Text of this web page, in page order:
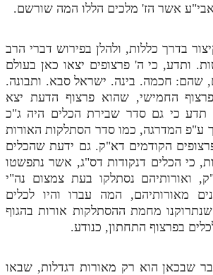
ד
ה
אשר הז' מלכים הללו המה שורשם.
בדרך כללות, ולהלן בפירוש דברי הרב
ותדע, כי ה' פרצופים יצאו כאן בעולם
שהם: חכמה. בינה. ישראל סבא. ותבונה.
החמישי, שהוא פרצוף הדעת יצא
תדע כי גם סדר שבירת הכלים היה ג"כ
ע"פ המדרגה, כמו סדר הסתלקות האורות
הקודמים דא"ק. גם ידעת שהכלים
כי הכלים דנקודות דס"ג, אשר נתפשטו
ואורותיהם נסתלקו בעת צמצום נה"י
מאורותיהם, המה עברו והיו לכלים
שנתרוקנו מחמת ההסתלקות אורות בהגוף
בפרצוף התחתון, כנודע.
שבכאן הוא רק מאורות דגדלות, שבאו